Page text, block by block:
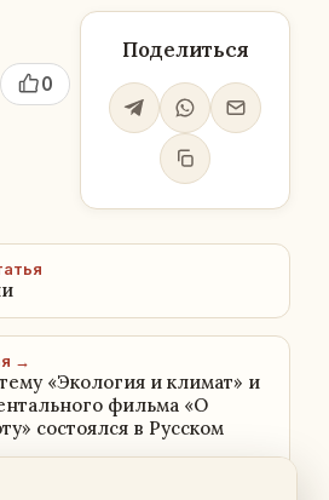
0
Поделиться
→
«Экология и климат» и
фильма «О
состоялся в Русском